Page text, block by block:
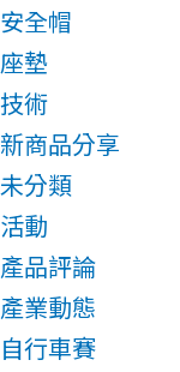
安全帽
座墊
技術
新商品分享
未分類
活動
產品評論
產業動態
自行車賽